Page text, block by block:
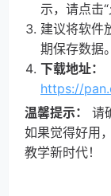
示，请点击“
建议将软件
期保存数据。
下载地址：
https://
温馨提示：
请
如果觉得好用
教学新时代！